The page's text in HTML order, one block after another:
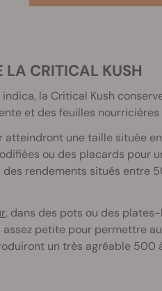
LA CRITICAL KUSH
la Critical Kush
et des feuilles nourricières
atteindront une taille située
ou des placards pour
rendements situés entre
, dans des pots ou des
assez petite pour permettre
un très agréable